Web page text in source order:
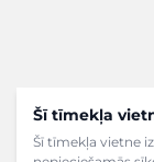
Šī tīmekļa
Šī tīmekļa vietne